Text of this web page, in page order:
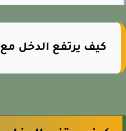
كيف يرتفع الدخل مع